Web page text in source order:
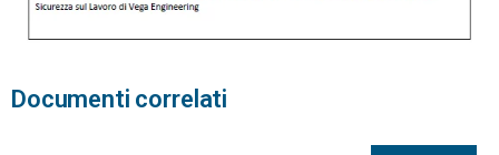
Documenti correlati